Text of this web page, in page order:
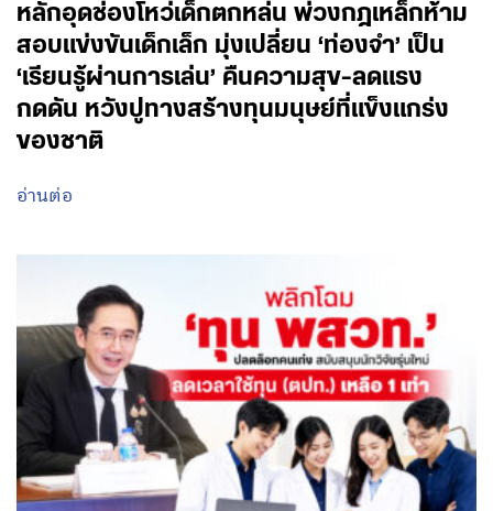
หลักอุดช่องโหว่เด็กตกหล่น พ่วงกฎเหล็กห้าม
สอบแข่งขันเด็กเล็ก มุ่งเปลี่ยน ‘ท่องจำ’ เป็น
‘เรียนรู้ผ่านการเล่น’ คืนความสุข-ลดแรง
กดดัน หวังปูทางสร้างทุนมนุษย์ที่แข็งแกร่ง
ของชาติ
อ่านต่อ